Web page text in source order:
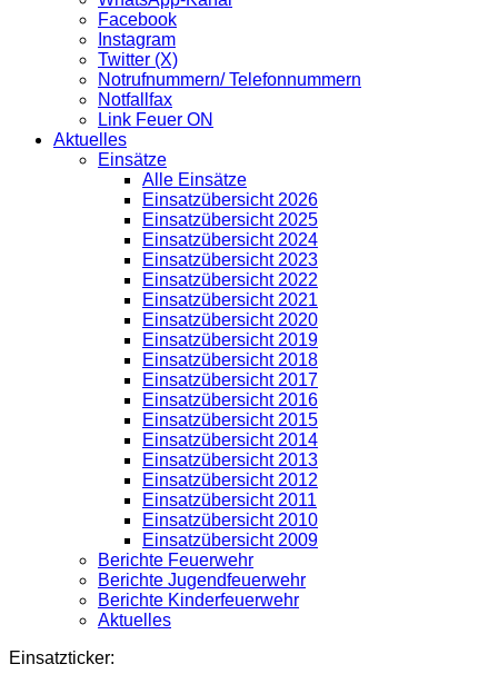
Facebook
Instagram
Twitter (X)
Notrufnummern/ Telefonnummern
Notfallfax
Link Feuer ON
Aktuelles
Einsätze
Alle Einsätze
Einsatzübersicht 2026
Einsatzübersicht 2025
Einsatzübersicht 2024
Einsatzübersicht 2023
Einsatzübersicht 2022
Einsatzübersicht 2021
Einsatzübersicht 2020
Einsatzübersicht 2019
Einsatzübersicht 2018
Einsatzübersicht 2017
Einsatzübersicht 2016
Einsatzübersicht 2015
Einsatzübersicht 2014
Einsatzübersicht 2013
Einsatzübersicht 2012
Einsatzübersicht 2011
Einsatzübersicht 2010
Einsatzübersicht 2009
Berichte Feuerwehr
Berichte Jugendfeuerwehr
Berichte Kinderfeuerwehr
Aktuelles
Einsatzticker: